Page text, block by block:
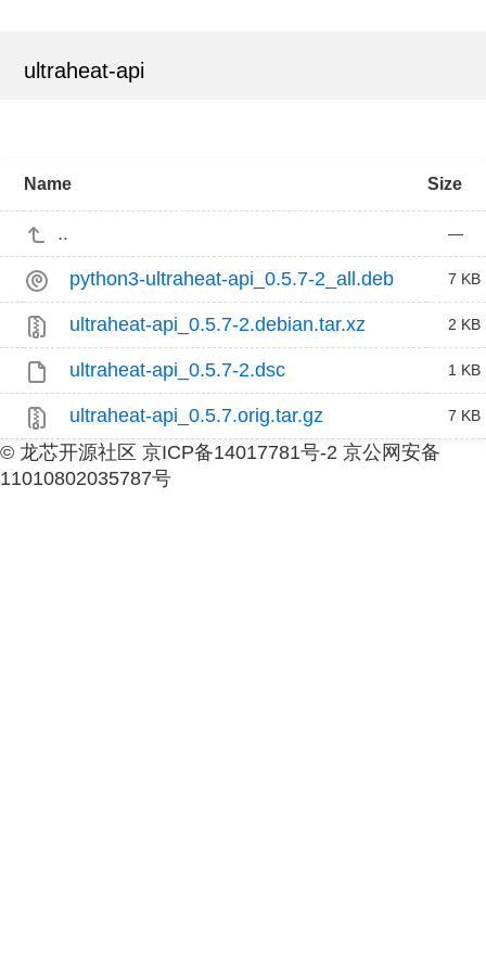
ultraheat-api
Name Size
.. —
python3-ultraheat-api_0.5.7-2_all.deb 7 KB
ultraheat-api_0.5.7-2.debian.tar.xz 2 KB
ultraheat-api_0.5.7-2.dsc 1 KB
ultraheat-api_0.5.7.orig.tar.gz 7 KB
© 龙芯开源社区 京ICP备14017781号-2 京公网安备
11010802035787号